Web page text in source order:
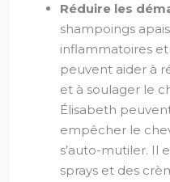
Réduire les
shampoings
inflammatoires
peuvent aider à
et à soulager le
Élisabeth
empêcher le
s’auto-mutiler. Il
sprays et des